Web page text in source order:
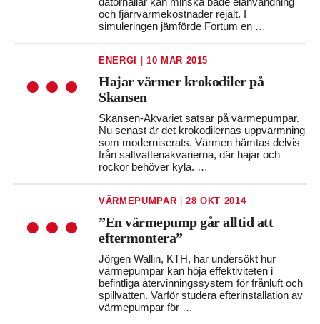
och fjärrvärmekostnader rejält. I
simuleringen jämförde Fortum en …
ENERGI 10 MAR 2015
Hajar värmer krokodiler på
Skansen
Skansen-Akvariet satsar på värmepumpar.
Nu senast är det krokodilernas uppvärmning
som moderniserats. Värmen hämtas delvis
från saltvattenakvarierna, där hajar och
rockor behöver kyla. …
VÄRMEPUMPAR 28 OKT 2014
”En värmepump går alltid att
eftermontera”
Jörgen Wallin, KTH, har undersökt hur
värmepumpar kan höja effektiviteten i
befintliga återvinningssystem för frånluft och
spillvatten. Varför studera efterinstallation av
värmepumpar för …